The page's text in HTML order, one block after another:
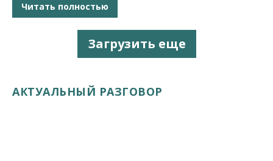
Читать полностью
Загрузить еще
АКТУАЛЬНЫЙ РАЗГОВОР